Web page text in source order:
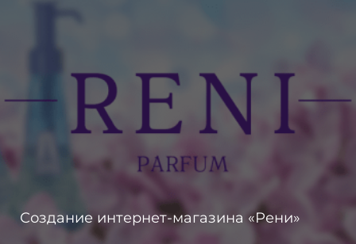
Создание интернет-магазина «Рени»